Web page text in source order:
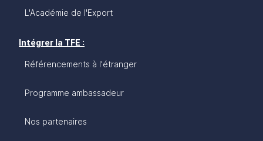
L'Académie de l'Export
Intégrer la TFE :
Référencements à l'étranger
Programme ambassadeur
Nos partenaires